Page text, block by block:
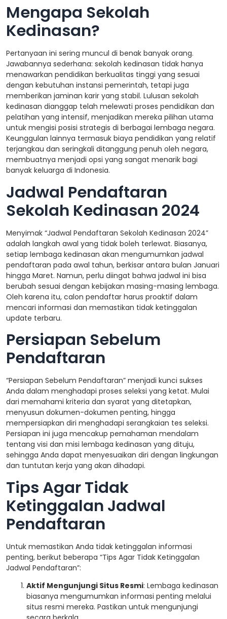
Mengapa Sekolah
Kedinasan?
Pertanyaan ini sering muncul di benak banyak orang.
Jawabannya sederhana: sekolah kedinasan tidak hanya
menawarkan pendidikan berkualitas tinggi yang sesuai
dengan kebutuhan instansi pemerintah, tetapi juga
memberikan jaminan karir yang stabil. Lulusan sekolah
kedinasan dianggap telah melewati proses pendidikan dan
pelatihan yang intensif, menjadikan mereka pilihan utama
untuk mengisi posisi strategis di berbagai lembaga negara.
Keunggulan lainnya termasuk biaya pendidikan yang relatif
terjangkau dan seringkali ditanggung penuh oleh negara,
membuatnya menjadi opsi yang sangat menarik bagi
banyak keluarga di Indonesia.
Jadwal Pendaftaran
Sekolah Kedinasan 2024
Menyimak “Jadwal Pendaftaran Sekolah Kedinasan 2024”
adalah langkah awal yang tidak boleh terlewat. Biasanya,
setiap lembaga kedinasan akan mengumumkan jadwal
pendaftaran pada awal tahun, berkisar antara bulan Januari
hingga Maret. Namun, perlu diingat bahwa jadwal ini bisa
berubah sesuai dengan kebijakan masing-masing lembaga.
Oleh karena itu, calon pendaftar harus proaktif dalam
mencari informasi dan memastikan tidak ketinggalan
update terbaru.
Persiapan Sebelum
Pendaftaran
“Persiapan Sebelum Pendaftaran” menjadi kunci sukses
Anda dalam menghadapi proses seleksi yang ketat. Mulai
dari memahami kriteria dan syarat yang ditetapkan,
menyusun dokumen-dokumen penting, hingga
mempersiapkan diri menghadapi serangkaian tes seleksi.
Persiapan ini juga mencakup pemahaman mendalam
tentang visi dan misi lembaga kedinasan yang dituju,
sehingga Anda dapat menyesuaikan diri dengan lingkungan
dan tuntutan kerja yang akan dihadapi.
Tips Agar Tidak
Ketinggalan Jadwal
Pendaftaran
Untuk memastikan Anda tidak ketinggalan informasi
penting, berikut beberapa “Tips Agar Tidak Ketinggalan
Jadwal Pendaftaran”:
Aktif Mengunjungi Situs Resmi: Lembaga kedinasan
biasanya mengumumkan informasi penting melalui
situs resmi mereka. Pastikan untuk mengunjungi